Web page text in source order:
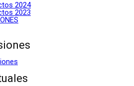
2024
2023